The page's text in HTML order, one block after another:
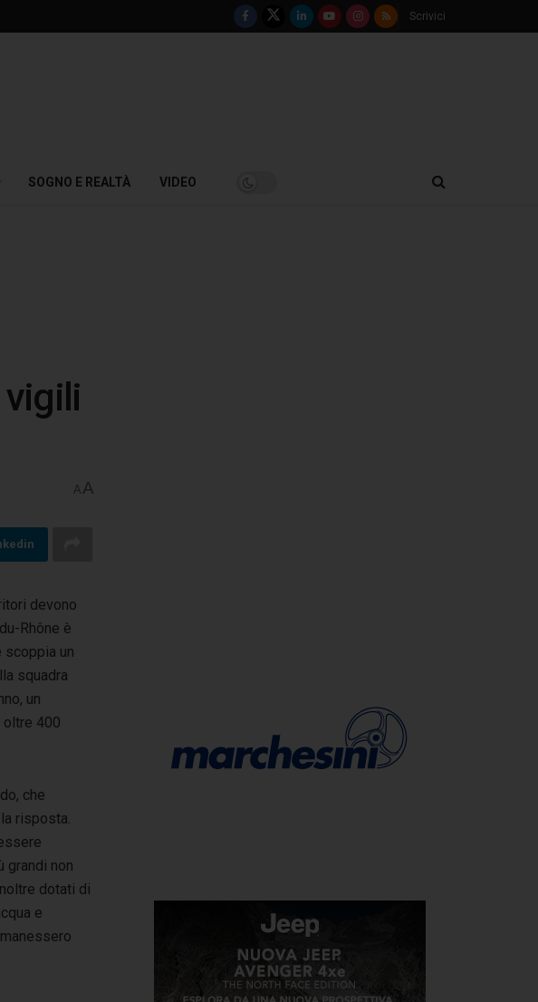
Scrivici
SOGNO E REALTÀ VIDEO
vigili
A A
devono
Rhône è
scoppia un
squadra
un
oltre 400
che
risposta.
grandi non
dotati di
e